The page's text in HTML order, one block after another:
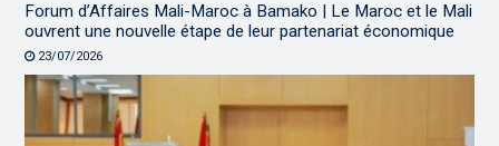
Forum d’Affaires Mali-Maroc à Bamako | Le Maroc et le Mali
ouvrent une nouvelle étape de leur partenariat économique
23/07/2026